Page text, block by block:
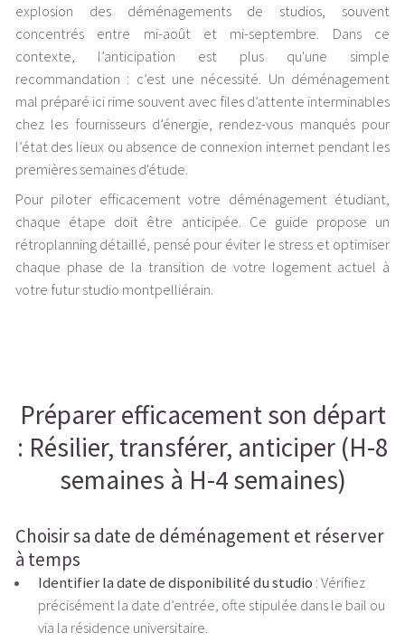
explosion des déménagements de studios, souvent
concentrés entre mi-août et mi-septembre. Dans ce
contexte, l’anticipation est plus qu'une simple
recommandation : c’est une nécessité. Un déménagement
mal préparé ici rime souvent avec files d’attente interminables
chez les fournisseurs d’énergie, rendez-vous manqués pour
l’état des lieux ou absence de connexion internet pendant les
premières semaines d'étude.
Pour piloter efficacement votre déménagement étudiant,
chaque étape doit être anticipée. Ce guide propose un
rétroplanning détaillé, pensé pour éviter le stress et optimiser
chaque phase de la transition de votre logement actuel à
votre futur studio montpelliérain.
Préparer efficacement son départ
: Résilier, transférer, anticiper (H-8
semaines à H-4 semaines)
Choisir sa date de déménagement et réserver
à temps
Identifier la date de disponibilité du studio : Vérifiez
précisément la date d’entrée, ofte stipulée dans le bail ou
via la résidence universitaire.